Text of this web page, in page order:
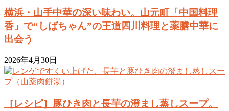
横浜・山手中華の深い味わい。山元町「中国料理
香」で“しばちゃん”の王道四川料理と薬膳中華に
出会う
2026年4月30日
［レシピ］豚ひき肉と長芋の澄まし蒸しスープ。